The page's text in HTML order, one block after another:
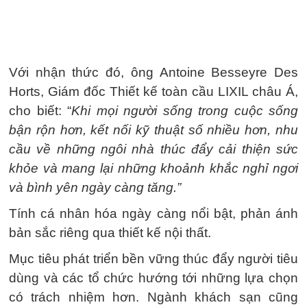
Với nhận thức đó, ông Antoine Besseyre Des
Horts, Giám đốc Thiết kế toàn cầu LIXIL châu Á,
cho biết: “Khi mọi người sống trong cuộc sống
bận rộn hơn, kết nối kỹ thuật số nhiều hơn, nhu
cầu về những ngôi nhà thúc đẩy cải thiện sức
khỏe và mang lại những khoảnh khắc nghỉ ngơi
và bình yên ngày càng tăng.”
Tính cá nhân hóa ngày càng nổi bật, phản ánh
bản sắc riêng qua thiết kế nội thất.
Mục tiêu phát triển bền vững thúc đẩy người tiêu
dùng và các tổ chức hướng tới những lựa chọn
có trách nhiệm hơn. Ngành khách sạn cũng